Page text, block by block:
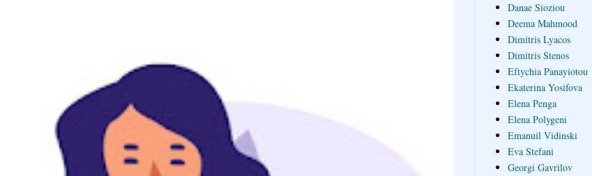
Danae Sioziou
Deema Mahmood
Dimitris Lyacos
Dimitris Stenos
Eftychia Panayiotou
Ekaterina Yosifova
Elena Penga
Elena Polygeni
Emanuil Vidinski
Eva Stefani
Georgi Gavrilov